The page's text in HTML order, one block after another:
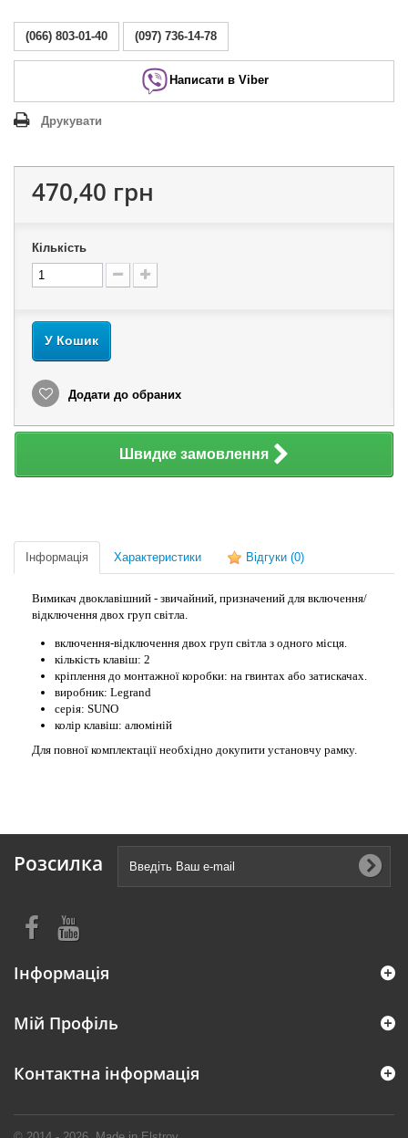
(066) 803-01-40 (097) 736-14-78
Написати в Viber
Друкувати
470,40 грн
Кількість
У Кошик
Додати до обраних
Швидке замовлення
Інформація Характеристики Відгуки (0)
Вимикач двоклавішний - звичайний, призначений для включення/
відключення двох груп світла.
включення-відключення двох груп світла з одного місця.
кількість клавіш: 2
кріплення до монтажної коробки: на гвинтах або затискачах.
виробник: Legrand
серія: SUNO
колір клавіш: алюміній
Для повної комплектації необхідно докупити установчу рамку.
Розсилка
Інформація
Мій Профіль
Контактна інформація